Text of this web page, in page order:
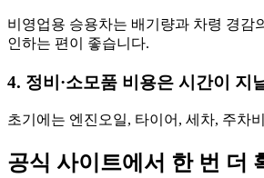
비영업용 승용차는 배기량과 차령 경감
인하는 편이 좋습니다.
4. 정비·소모품 비용은 시간이 지
초기에는 엔진오일, 타이어, 세차, 주차
공식 사이트에서 한 번 더